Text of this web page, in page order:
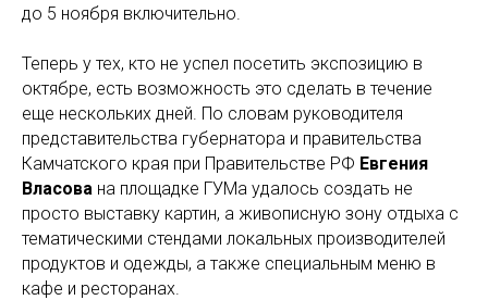
до 5 ноября включительно.
Теперь у тех, кто не успел посетить экспозицию в
октябре, есть возможность это сделать в течение
еще нескольких дней. По словам руководителя
представительства губернатора и правительства
Камчатского края при Правительстве РФ Евгения
Власова на площадке ГУМа удалось создать не
просто выставку картин, а живописную зону отдыха с
тематическими стендами локальных производителей
продуктов и одежды, а также специальным меню в
кафе и ресторанах.